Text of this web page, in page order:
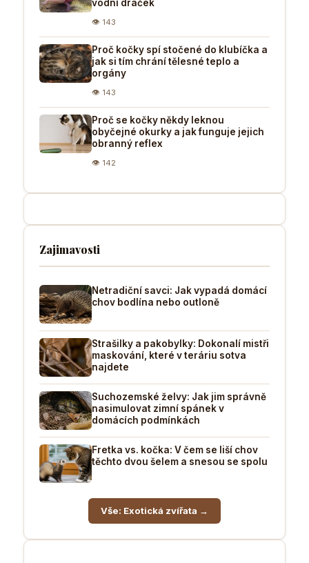
vodní dráček
👁 143
Proč kočky spí stočené do klubíčka a
jak si tím chrání tělesné teplo a
orgány
👁 143
Proč se kočky někdy leknou
obyčejné okurky a jak funguje jejich
obranný reflex
👁 142
Zajimavosti
Netradiční savci: Jak vypadá domácí
chov bodlína nebo outloně
Strašilky a pakobylky: Dokonalí mistři
maskování, které v teráriu sotva
najdete
Suchozemské želvy: Jak jim správně
nasimulovat zimní spánek v
domácích podmínkách
Fretka vs. kočka: V čem se liší chov
těchto dvou šelem a snesou se spolu
Vše: Exotická zvířata →